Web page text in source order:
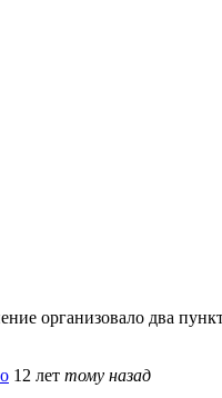
организовало два
12 лет тому назад